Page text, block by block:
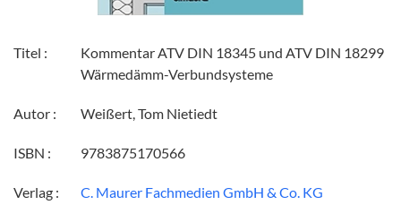
Titel :
Kommentar ATV DIN 18345 und ATV DIN 18299
Wärmedämm-Verbundsysteme
Autor : Weißert, Tom Nietiedt
ISBN : 9783875170566
Verlag : C. Maurer Fachmedien GmbH & Co. KG